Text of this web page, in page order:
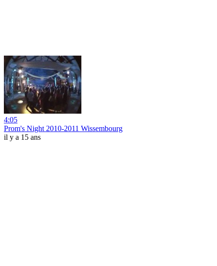
4:05
Prom's Night 2010-2011 Wissembourg
il y a 15 ans